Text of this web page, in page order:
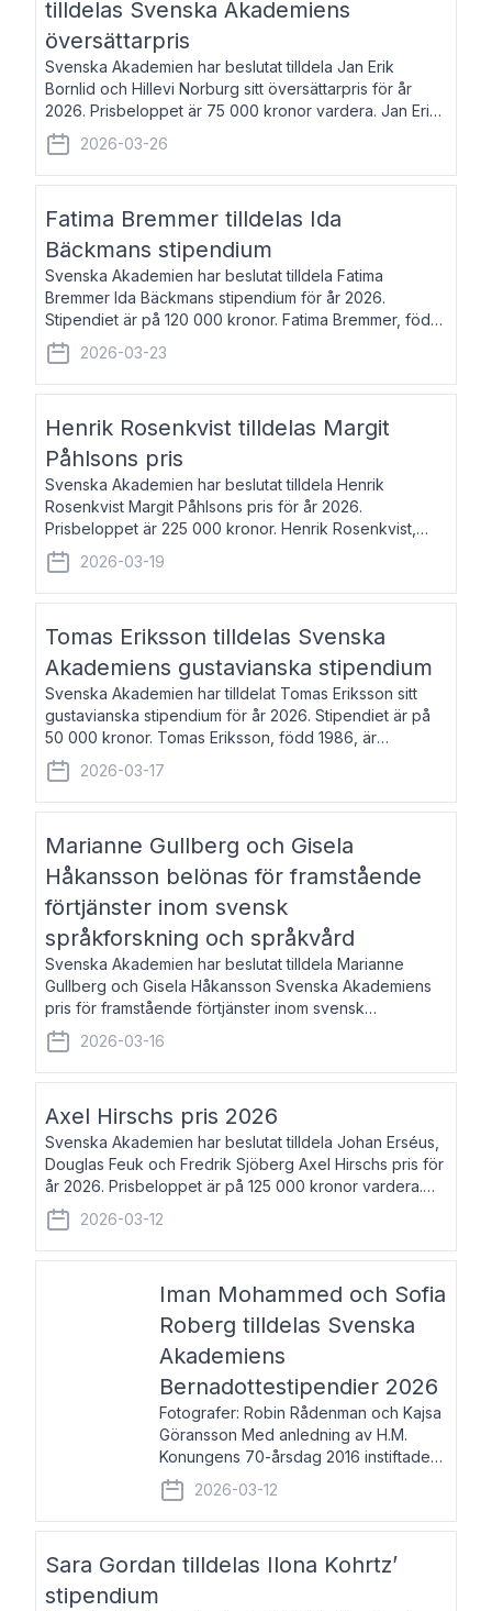
tilldelas Svenska Akademiens
översättarpris
Svenska Akademien har beslutat tilldela Jan Erik
Bornlid och Hillevi Norburg sitt översättarpris för år
2026. Prisbeloppet är 75 000 kronor vardera. Jan Erik
Bornlid, född 1947, är översättare från tyska. Han är
främst känd för sina översät
2026-03-26
Fatima Bremmer tilldelas Ida
Bäckmans stipendium
Svenska Akademien har beslutat tilldela Fatima
Bremmer Ida Bäckmans stipendium för år 2026.
Stipendiet är på 120 000 kronor. Fatima Bremmer, född
1977, är journalist och författare. Hon utkom i fjol med
boken Ligan. Klarakvarterens blodsyst
2026-03-23
Henrik Rosenkvist tilldelas Margit
Påhlsons pris
Svenska Akademien har beslutat tilldela Henrik
Rosenkvist Margit Påhlsons pris för år 2026.
Prisbeloppet är 225 000 kronor. Henrik Rosenkvist,
född 1965, är professor i nordiska språk vid Göteborgs
universitet. Han disputerade 2004 på avhan
2026-03-19
Tomas Eriksson tilldelas Svenska
Akademiens gustavianska stipendium
Svenska Akademien har tilldelat Tomas Eriksson sitt
gustavianska stipendium för år 2026. Stipendiet är på
50 000 kronor. Tomas Eriksson, född 1986, är
projektledare inom marknadsföring och författare och
utkom i fjol med boken Syndabocken.
2026-03-17
Marianne Gullberg och Gisela
Håkansson belönas för framstående
förtjänster inom svensk
språkforskning och språkvård
Svenska Akademien har beslutat tilldela Marianne
Gullberg och Gisela Håkansson Svenska Akademiens
pris för framstående förtjänster inom svensk
språkforskning och språkvård till minne av Carl Gabriel
och Karin Forsberg för år 2026. Prissumma
2026-03-16
Axel Hirschs pris 2026
Svenska Akademien har beslutat tilldela Johan Erséus,
Douglas Feuk och Fredrik Sjöberg Axel Hirschs pris för
år 2026. Prisbeloppet är på 125 000 kronor vardera.
Johan Erséus, född 1959, är fackboksförfattare och
journalist med mångårigt för
2026-03-12
Iman Mohammed och Sofia
Roberg tilldelas Svenska
Akademiens
Bernadottestipendier 2026
Fotografer: Robin Rådenman och Kajsa
Göransson Med anledning av H.M.
Konungens 70-årsdag 2016 instiftade
fem av de kungliga akademierna det så
kallade Bernadotteprogrammet med
syfte att genom stipendier erbjuda stöd
2026-03-12
Sara Gordan tilldelas Ilona Kohrtz’
stipendium